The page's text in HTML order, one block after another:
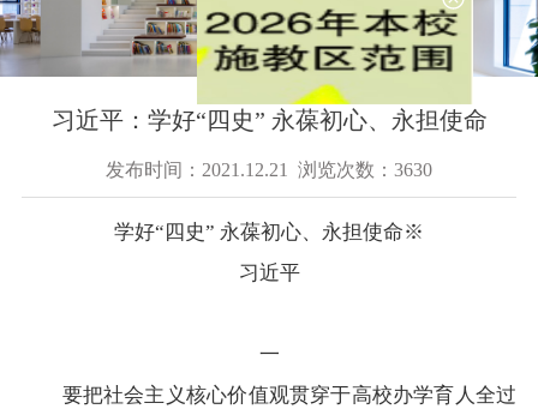
习近平：学好“四史” 永葆初心、永担使命
发布时间：2021.12.21 浏览次数：3630
学好“四史” 永葆初心、永担使命※
习近平
一
要把社会主义核心价值观贯穿于高校办学育人全过